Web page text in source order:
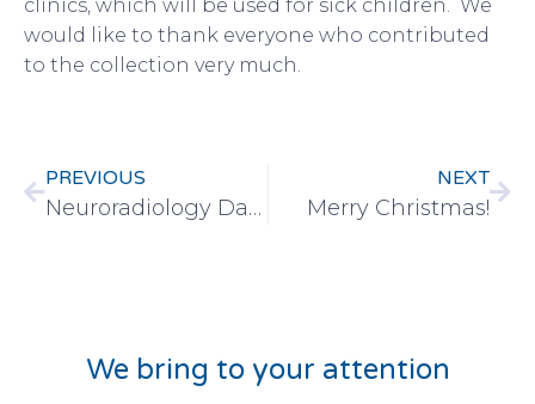
clinics, which will be used for sick children. We
would like to thank everyone who contributed
to the collection very much.
PREVIOUS
Neuroradiology Day – WEBINAR
NEXT
Merry Christmas!
We bring to your attention